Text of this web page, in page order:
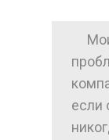
если